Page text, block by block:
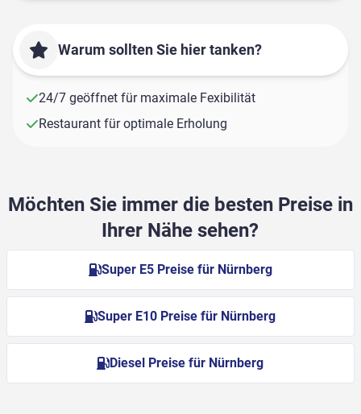
Warum sollten Sie hier tanken?
24/7 geöffnet für maximale Fexibilität
Restaurant für optimale Erholung
Möchten Sie immer die besten Preise in
Ihrer Nähe sehen?
Super E5 Preise für Nürnberg
Super E10 Preise für Nürnberg
Diesel Preise für Nürnberg